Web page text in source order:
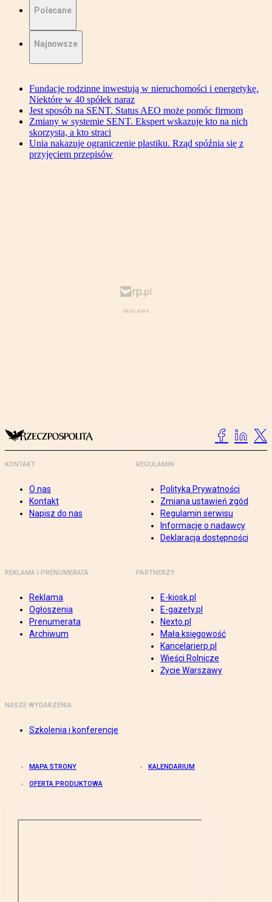
Polecane
Najnowsze
Fundacje rodzinne inwestują w nieruchomości i energetykę.
Niektóre w 40 spółek naraz
Jest sposób na SENT. Status AEO może pomóc firmom
Zmiany w systemie SENT. Ekspert wskazuje kto na nich
skorzysta, a kto straci
Unia nakazuje ograniczenie plastiku. Rząd spóźnia się z
przyjęciem przepisów
KONTAKT
O nas
Kontakt
Napisz do nas
REGULAMIN
Polityka Prywatności
Zmiana ustawień zgód
Regulamin serwisu
Informacje o nadawcy
Deklaracja dostępności
REKLAMA I PRENUMERATA
Reklama
Ogłoszenia
Prenumerata
Archiwum
PARTNERZY
E-kiosk.pl
E-gazety.pl
Nexto.pl
Mała księgowość
Kancelarierp.pl
Wieści Rolnicze
Życie Warszawy
NASZE WYDARZENIA
Szkolenia i konferencje
MAPA STRONY KALENDARIUM
OFERTA PRODUKTOWA